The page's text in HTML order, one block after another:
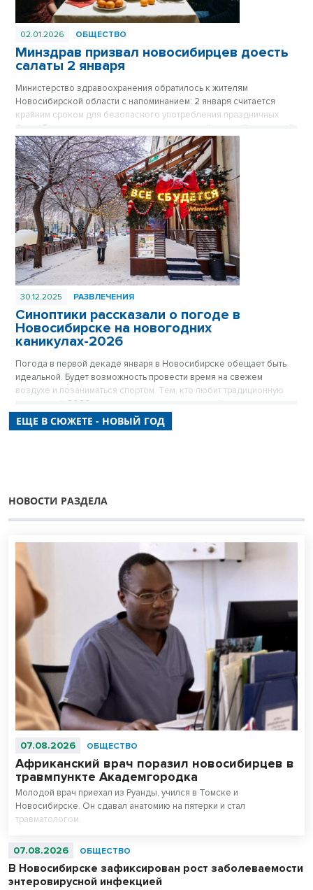
02.01.2026 ОБЩЕСТВО
Минздрав призвал новосибирцев доесть
салаты 2 января
Министерство здравоохранения обратилось к жителям
Новосибирской области с напоминанием: 2 января считается
крайним сроком для безопасного употребления праздничных
блюд. Врачи предупреждают, что салаты с майонезной заправкой
являются идеальной средой для размножения бактерий, и даже
хранение в холодильнике не гарантирует безопасность
продуктов спустя двое суток после приготовления.
30.12.2025 РАЗВЛЕЧЕНИЯ
Синоптики рассказали о погоде в
Новосибирске на новогодних
каникулах-2026
Погода в первой декаде января в Новосибирске обещает быть
идеальной. Будет возможность провести время на свежем
воздухе и позаниматься спортом. Тем, кто любит традиционную
зиму, новый 2026 год подарит порцию морозной свежести.
ЕЩЕ В СЮЖЕТЕ - НОВЫЙ ГОД
НОВОСТИ РАЗДЕЛА
07.08.2026 ОБЩЕСТВО
Африканский врач поразил новосибирцев в
травмпункте Академгородка
Молодой врач приехал из Руанды, учился в Томске и
Новосибирске. Он сдавал анатомию на пятерки и стал
травматологом.
07.08.2026 ОБЩЕСТВО
В Новосибирске зафиксирован рост заболеваемости
энтеровирусной инфекцией